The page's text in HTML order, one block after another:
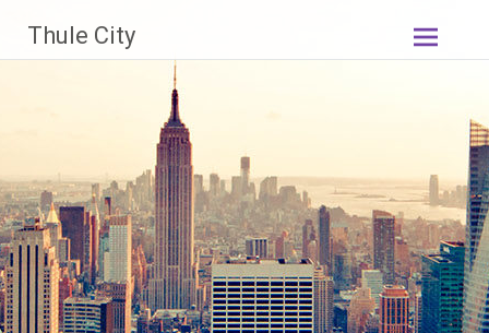
content
Thule City